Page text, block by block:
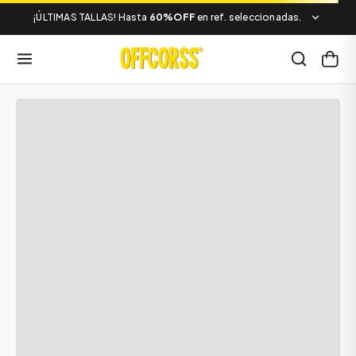
¡ÚLTIMAS TALLAS! Hasta 60%OFF en ref. seleccionadas.